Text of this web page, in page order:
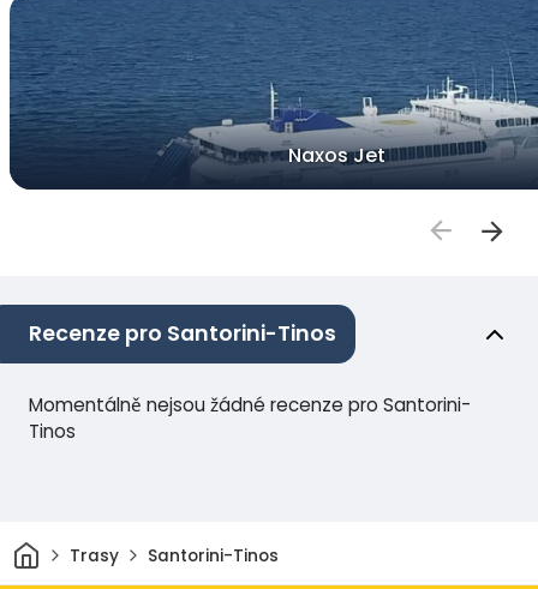
Naxos Jet
Recenze pro Santorini-Tinos
Momentálně nejsou žádné recenze pro Santorini-
Tinos
Domov
Trasy Santorini-Tinos